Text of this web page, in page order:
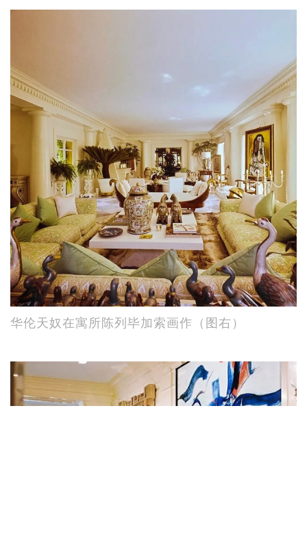
华伦天奴在寓所陈列毕加索画作（图右）